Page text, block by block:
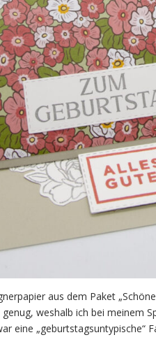
aus dem Paket
weshalb ich bei meinem
eine „geburtstagsuntypische“